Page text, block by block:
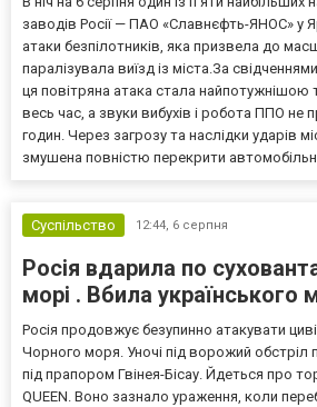
заводів Росії — ПАО «Славнєфть-ЯНОС» у
атаки безпілотників, яка призвела до
паралізувала виїзд із міста.За
ця повітряна атака стала найпотужнішою
весь час, а звуки вибухів і робота ППО не
годин. Через загрозу та наслідки ударів
змушена повністю перекрити
Суспільство 12:44, 6 серпня
Росія вдарила по
морі . Вбила українського
Росія продовжує безупинно атакувати
Чорного моря. Уночі під ворожий обстріл
під прапором Гвінея-Бісау. Йдеться про
QUEEN. Воно зазнало ураження, коли